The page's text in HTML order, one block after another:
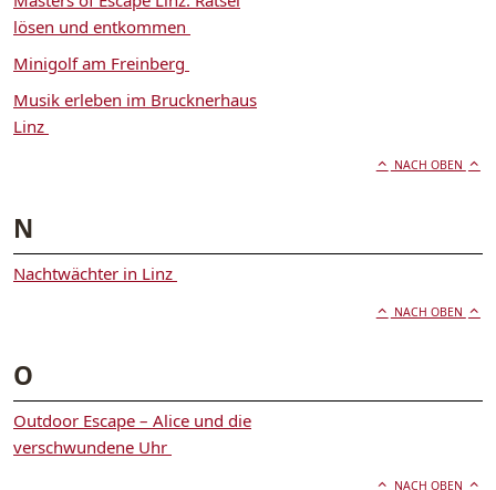
lösen und entkommen
Minigolf am Freinberg
Musik erleben im Brucknerhaus
Linz
NACH OBEN
N
Nachtwächter in Linz
NACH OBEN
O
Outdoor Escape – Alice und die
verschwundene Uhr
NACH OBEN